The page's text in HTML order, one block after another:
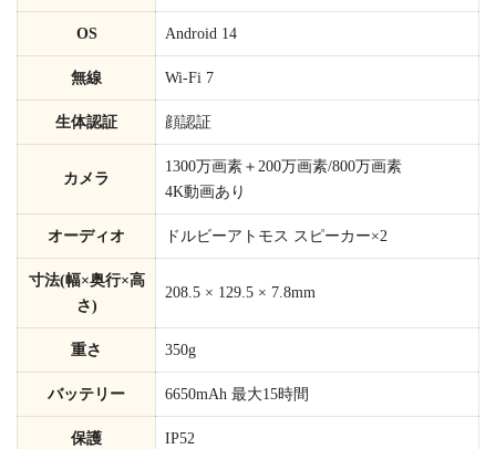
OS Android 14
無線 Wi-Fi 7
生体認証 顔認証
カメラ
1300万画素＋200万画素/800万画素
4K動画あり
オーディオ ドルビーアトモス スピーカー×2
寸法(幅×奥行×高
さ)
208.5 × 129.5 × 7.8mm
重さ 350g
バッテリー 6650mAh 最大15時間
保護 IP52